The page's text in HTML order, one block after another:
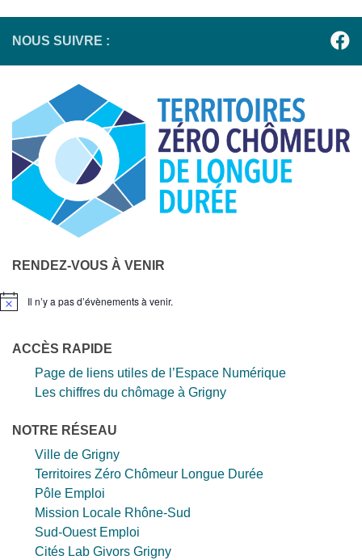
NOUS SUIVRE :
RENDEZ-VOUS À VENIR
Notice Il n’y a pas d’évènements à venir.
ACCÈS RAPIDE
Page de liens utiles de l’Espace Numérique
Les chiffres du chômage à Grigny
NOTRE RÉSEAU
Ville de Grigny
Territoires Zéro Chômeur Longue Durée
Pôle Emploi
Mission Locale Rhône-Sud
Sud-Ouest Emploi
Cités Lab Givors Grigny